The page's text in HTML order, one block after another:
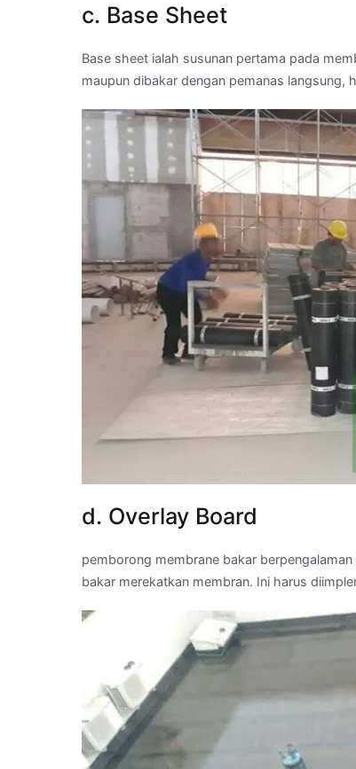
c. Base Sheet
Base sheet ialah susunan pertama pada
maupun dibakar dengan pemanas langsung,
d. Overlay Board
pemborong membrane bakar
bakar merekatkan membran. Ini harus